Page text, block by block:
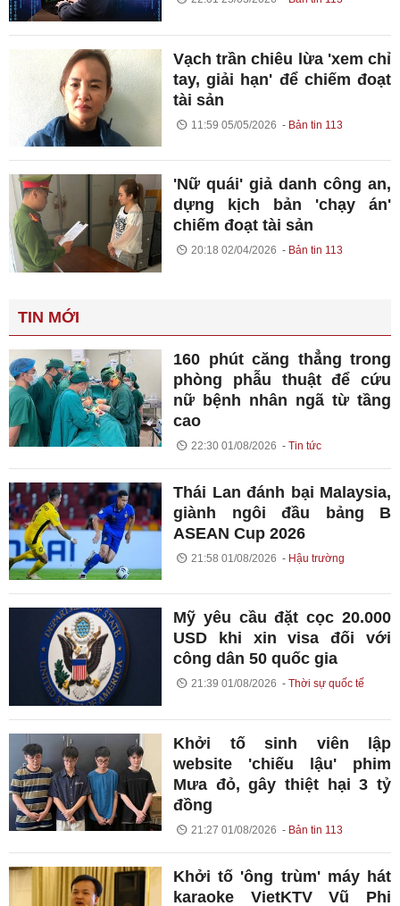
Vạch trần chiêu lừa 'xem chỉ
tay, giải hạn' để chiếm đoạt
tài sản
11:59 05/05/2026 Bản tin 113
'Nữ quái' giả danh công an,
dựng kịch bản 'chạy án'
chiếm đoạt tài sản
20:18 02/04/2026 Bản tin 113
TIN MỚI
160 phút căng thẳng trong
phòng phẫu thuật để cứu
nữ bệnh nhân ngã từ tầng
cao
22:30 01/08/2026 Tin tức
Thái Lan đánh bại Malaysia,
giành ngôi đầu bảng B
ASEAN Cup 2026
21:58 01/08/2026 Hậu trường
Mỹ yêu cầu đặt cọc 20.000
USD khi xin visa đối với
công dân 50 quốc gia
21:39 01/08/2026 Thời sự quốc tế
Khởi tố sinh viên lập
website 'chiếu lậu' phim
Mưa đỏ, gây thiệt hại 3 tỷ
đồng
21:27 01/08/2026 Bản tin 113
Khởi tố 'ông trùm' máy hát
karaoke VietKTV Vũ Phi